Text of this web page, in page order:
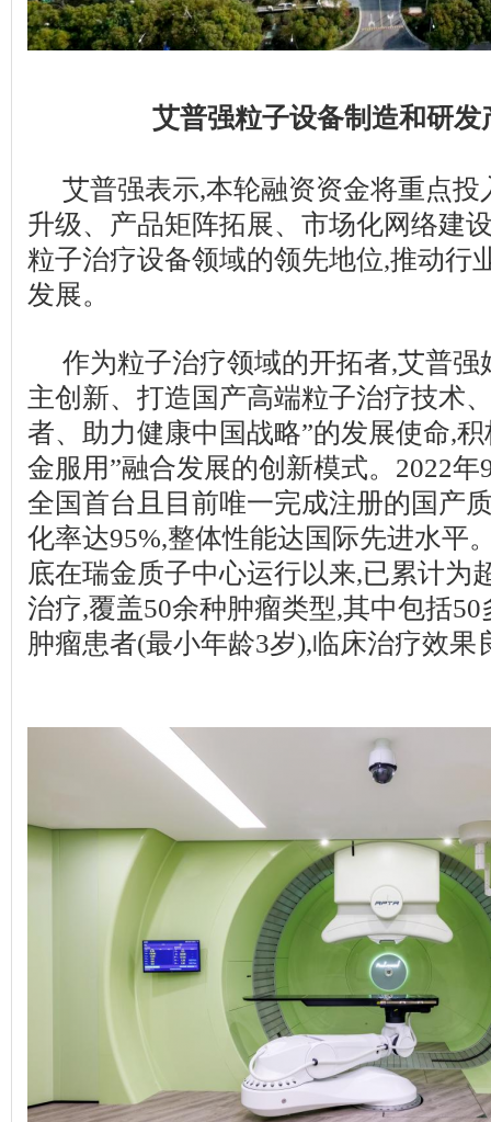
艾普强粒子设备制造和研发
艾普强表示,本轮融资资金将重点投
升级、产品矩阵拓展、市场化网络建
粒子治疗设备领域的领先地位,推动行
发展。
作为粒子治疗领域的开拓者,艾普强
主创新、打造国产高端粒子治疗技术
者、助力健康中国战略”的发展使命,
金服用”融合发展的创新模式。2022
全国首台且目前唯一完成注册的国产
化率达95%,整体性能达国际先进水平
底在瑞金质子中心运行以来,已累计为
治疗,覆盖50余种肿瘤类型,其中包括
肿瘤患者(最小年龄3岁),临床治疗效果